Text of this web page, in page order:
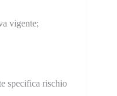
vigente;
specifica rischio